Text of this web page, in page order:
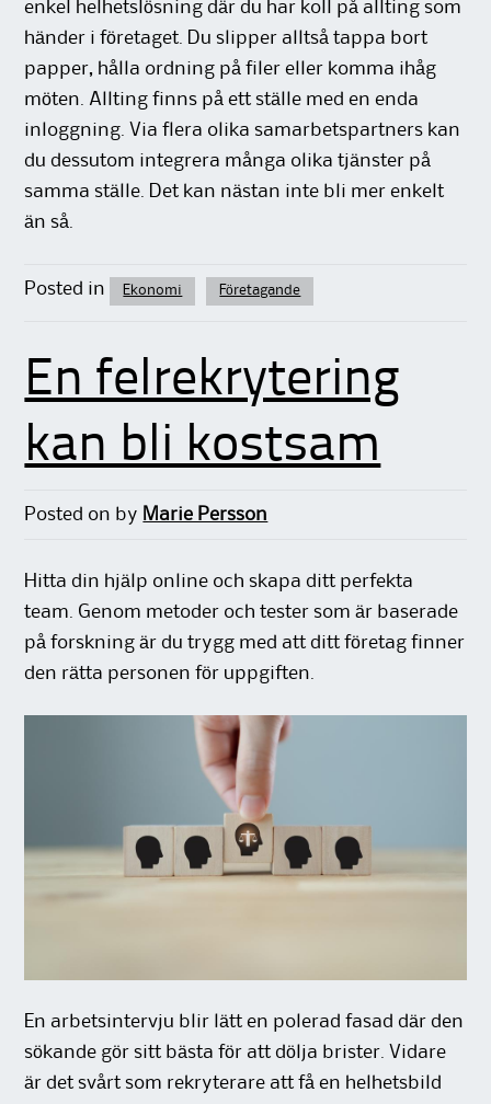
enkel helhetslösning där du har koll på allting som
händer i företaget. Du slipper alltså tappa bort
papper, hålla ordning på filer eller komma ihåg
möten. Allting finns på ett ställe med en enda
inloggning. Via flera olika samarbetspartners kan
du dessutom integrera många olika tjänster på
samma ställe. Det kan nästan inte bli mer enkelt
än så.
Posted in Ekonomi Företagande
En felrekrytering
kan bli kostsam
Posted on by Marie Persson
Hitta din hjälp online och skapa ditt perfekta
team. Genom metoder och tester som är baserade
på forskning är du trygg med att ditt företag finner
den rätta personen för uppgiften.
En arbetsintervju blir lätt en polerad fasad där den
sökande gör sitt bästa för att dölja brister. Vidare
är det svårt som rekryterare att få en helhetsbild